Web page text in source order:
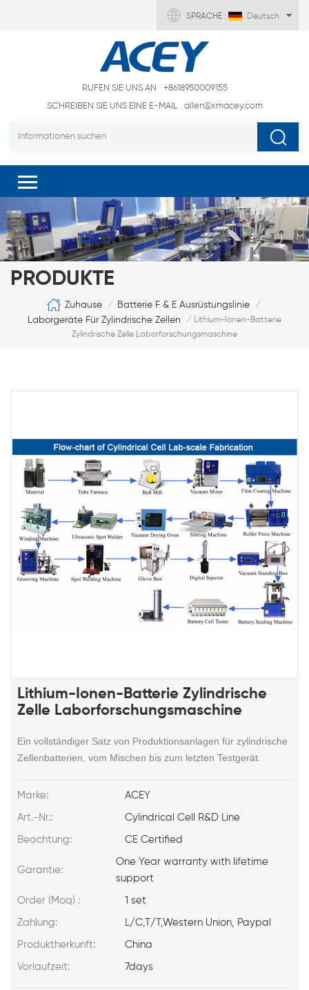
SPRACHE : Deutsch
RUFEN SIE UNS AN
+8618950009155
SCHREIBEN SIE UNS EINE E-MAIL
allen@xmacey.com
PRODUKTE
Zuhause / Batterie F & E Ausrüstungslinie /
Laborgeräte Für Zylindrische Zellen / Lithium-Ionen-Batterie
Zylindrische Zelle Laborforschungsmaschine
Lithium-Ionen-Batterie Zylindrische
Zelle Laborforschungsmaschine
Ein vollständiger Satz von Produktionsanlagen für zylindrische
Zellenbatterien, vom Mischen bis zum letzten Testgerät.
Marke: ACEY
Art.-Nr.: Cylindrical Cell R&D Line
Beachtung: CE Certified
Garantie:
One Year warranty with lifetime
support
Order (Moq) : 1 set
Zahlung: L/C,T/T,Western Union, Paypal
Produktherkunft: China
Vorlaufzeit: 7days